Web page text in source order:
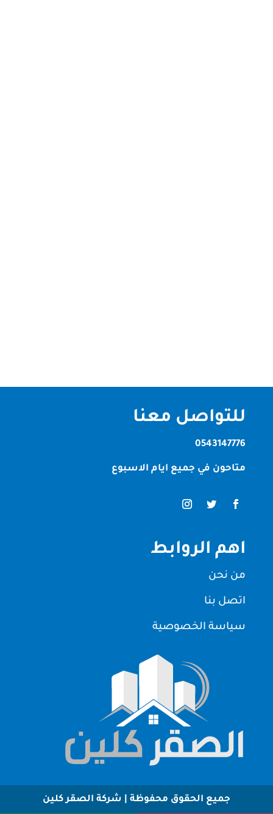
للتواصل معنا
0543147776
متاحون في جميع ايام الاسبوع
اهم الروابط
من نحن
اتصل بنا
سياسة الخصوصية
جميع الحقوق محفوظة | شركة الصقر كلين